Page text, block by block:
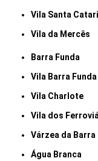
Vila Santa
Vila da Mercês
Barra Funda
Vila Barra Funda
Vila Charlote
Vila dos
Várzea da
Água Branca